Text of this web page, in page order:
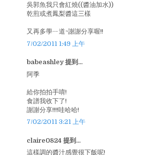
吳郭魚我只會紅燒((醬油加水))
乾煎或煮鳳梨醬這三樣
又再多學ㄧ道~謝謝分享喔!!
7/02/2011 1:49 上午
babeashley 提到...
阿季
給你拍拍手唷!
食譜我收下了!
謝謝分享!!!!哇哈哈!
7/02/2011 3:21 上午
claire0824 提到...
這樣調的醬汁感覺很下飯呢!